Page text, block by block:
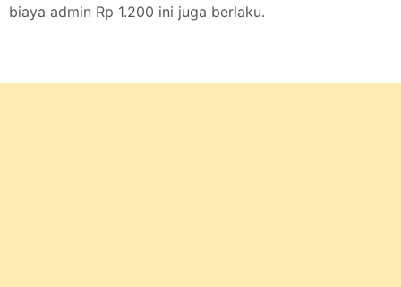
biaya admin Rp 1.200 ini juga berlaku.